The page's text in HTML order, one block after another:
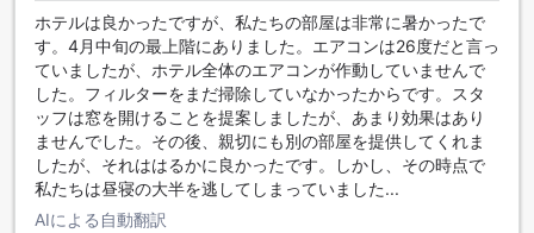
に最適です。当宿泊施設に立ち寄り、設備の整ったエクササ
イズ設備を利用して、休日のカロリーを消費しましょう。
ホテルは良かったですが、私たちの部屋は非常に暑かったで
す。4月中旬の最上階にありました。エアコンは26度だと言っ
ていましたが、ホテル全体のエアコンが作動していませんで
した。フィルターをまだ掃除していなかったからです。スタ
ッフは窓を開けることを提案しましたが、あまり効果はあり
ませんでした。その後、親切にも別の部屋を提供してくれま
したが、それははるかに良かったです。しかし、その時点で
私たちは昼寝の大半を逃してしまっていました...
AIによる自動翻訳